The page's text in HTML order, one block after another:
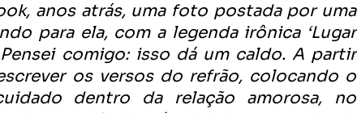
anos atrás, uma foto postada por uma
para ela, com a legenda irônica ‘Lugar
comigo: isso dá um caldo. A partir
os versos do refrão, colocando o
dentro da relação amorosa, no